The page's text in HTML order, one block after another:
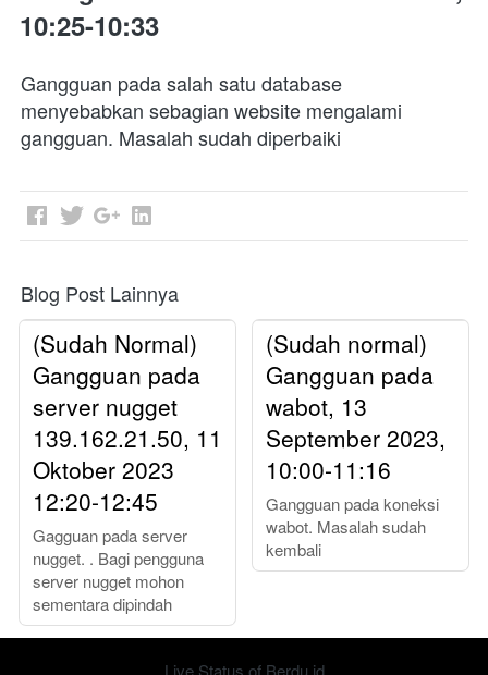
10:25-10:33
Gangguan pada salah satu database
menyebabkan sebagian website mengalami
gangguan. Masalah sudah diperbaiki
Blog Post Lainnya
(Sudah Normal)
Gangguan pada
server nugget
139.162.21.50, 11
Oktober 2023
12:20-12:45
Gagguan pada server
nugget. . Bagi pengguna
server nugget mohon
sementara dipindah
(Sudah normal)
Gangguan pada
wabot, 13
September 2023,
10:00-11:16
Gangguan pada koneksi
wabot. Masalah sudah
kembali
Live Status of Berdu.id